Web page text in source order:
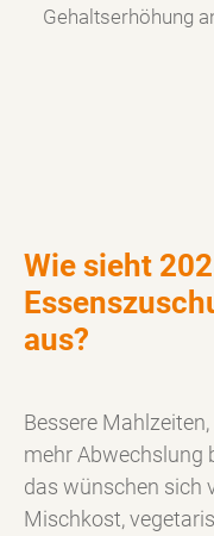
Gehaltserhöhung
Wie sieht
aus?
Bessere
mehr Abwechslung
das wünschen sich
Mischkost,